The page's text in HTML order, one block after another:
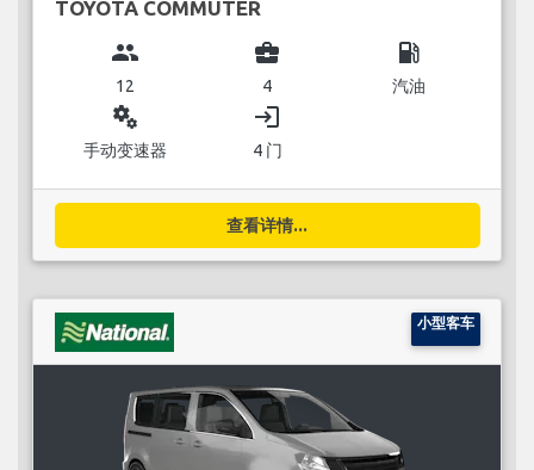
TOYOTA COMMUTER
group
12
business_center
4
local_gas_station
汽油
miscellaneous_services
手动变速器
login
4 门
查看详情...
小型客车